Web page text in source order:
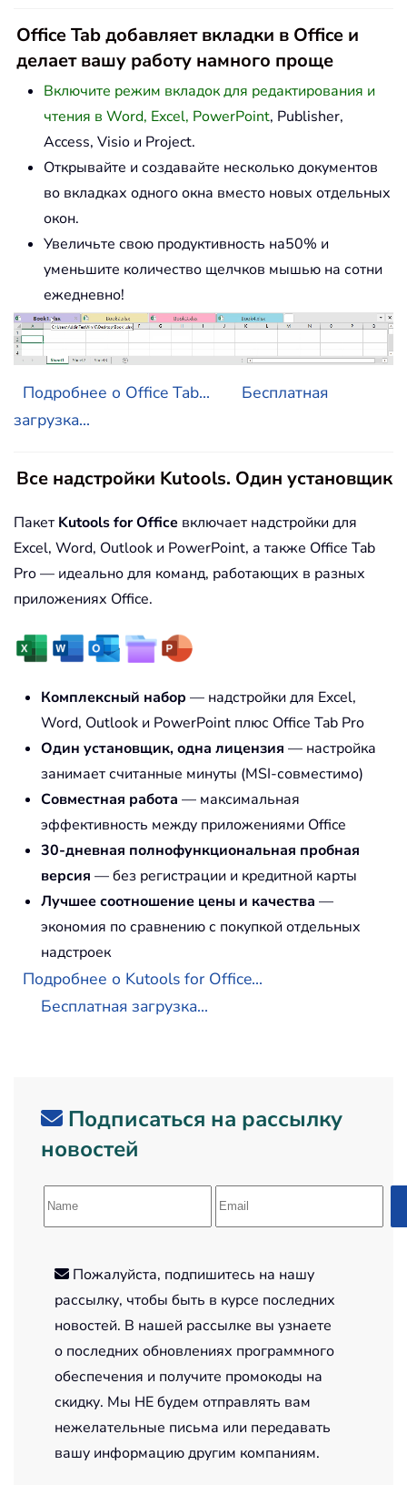
Office Tab добавляет вкладки в Office и
делает вашу работу намного проще
Включите режим вкладок для редактирования и
чтения в Word, Excel, PowerPoint, Publisher,
Access, Visio и Project.
Открывайте и создавайте несколько документов
во вкладках одного окна вместо новых отдельных
окон.
Увеличьте свою продуктивность на50% и
уменьшите количество щелчков мышью на сотни
ежедневно!
Подробнее о Office Tab...
Бесплатная
загрузка...
Все надстройки Kutools. Один установщик
Пакет Kutools for Office включает надстройки для
Excel, Word, Outlook и PowerPoint, а также Office Tab
Pro — идеально для команд, работающих в разных
приложениях Office.
Комплексный набор — надстройки для Excel,
Word, Outlook и PowerPoint плюс Office Tab Pro
Один установщик, одна лицензия — настройка
занимает считанные минуты (MSI-совместимо)
Совместная работа — максимальная
эффективность между приложениями Office
30-дневная полнофункциональная пробная
версия — без регистрации и кредитной карты
Лучшее соотношение цены и качества —
экономия по сравнению с покупкой отдельных
надстроек
Подробнее о Kutools for Office...
Бесплатная загрузка...
Подписаться на рассылку
новостей
Пожалуйста, подпишитесь на нашу
рассылку, чтобы быть в курсе последних
новостей. В нашей рассылке вы узнаете
о последних обновлениях программного
обеспечения и получите промокоды на
скидку. Мы НЕ будем отправлять вам
нежелательные письма или передавать
вашу информацию другим компаниям.